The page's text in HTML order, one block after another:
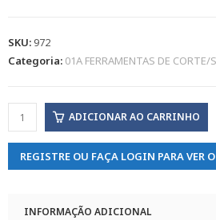
SKU:972
Categoria: 01A FERRAMENTAS DE CORTE/
ADICIONAR AO CARRINHO
REGISTRE OU FAÇA LOGIN PARA VER
INFORMAÇÃO ADICIONAL